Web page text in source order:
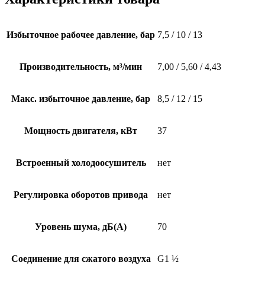
Избыточное рабочее давление, бар 7,5 / 10 / 13
Производительность, м³/мин 7,00 / 5,60 / 4,43
Макс. избыточное давление, бар 8,5 / 12 / 15
Мощность двигателя, кВт 37
Встроенный холодоосушитель нет
Регулировка оборотов привода нет
Уровень шума, дБ(А) 70
Соединение для сжатого воздуха G1 ½